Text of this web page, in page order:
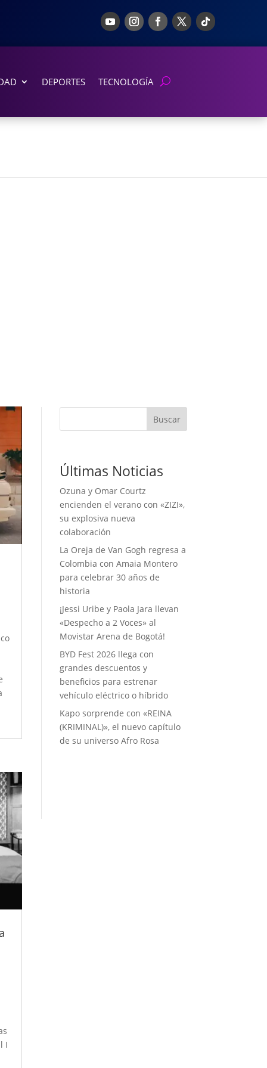
DEPORTES TECNOLOGÍA
I
Buscar
Últimas Noticias
Ozuna y Omar Courtz
encienden el verano con «ZIZI»,
su explosiva nueva
colaboración
La Oreja de Van Gogh regresa a
Colombia con Amaia Montero
para celebrar 30 años de
historia
¡Jessi Uribe y Paola Jara llevan
«Despecho a 2 Voces» al
Movistar Arena de Bogotá!
BYD Fest 2026 llega con
grandes descuentos y
beneficios para estrenar
vehículo eléctrico o híbrido
Kapo sorprende con «REINA
(KRIMINAL)», el nuevo capítulo
de su universo Afro Rosa